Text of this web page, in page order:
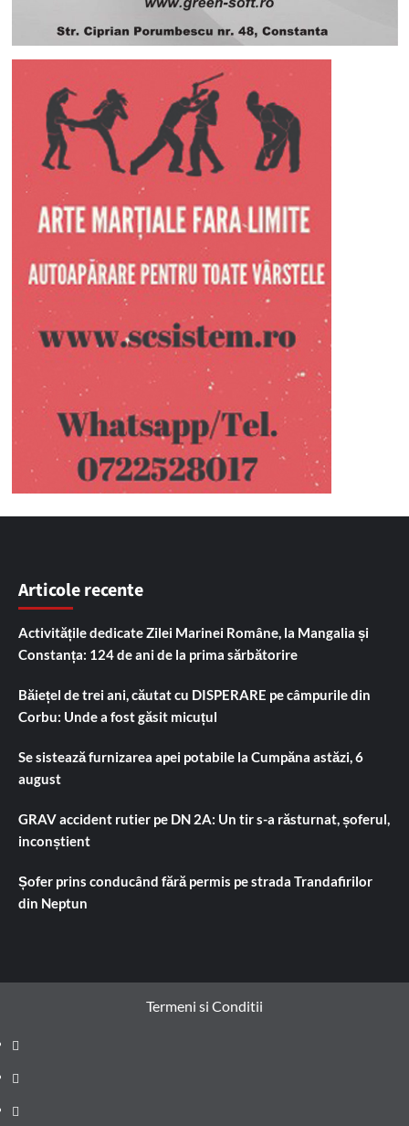
Articole recente
Activitățile dedicate Zilei Marinei Române, la Mangalia și
Constanța: 124 de ani de la prima sărbătorire
Băiețel de trei ani, căutat cu DISPERARE pe câmpurile din
Corbu: Unde a fost găsit micuțul
Se sistează furnizarea apei potabile la Cumpăna astăzi, 6
august
GRAV accident rutier pe DN 2A: Un tir s-a răsturnat, șoferul,
inconștient
Șofer prins conducând fără permis pe strada Trandafirilor
din Neptun
Termeni si Conditii
Prima
pagină
Știri
de
Administrație